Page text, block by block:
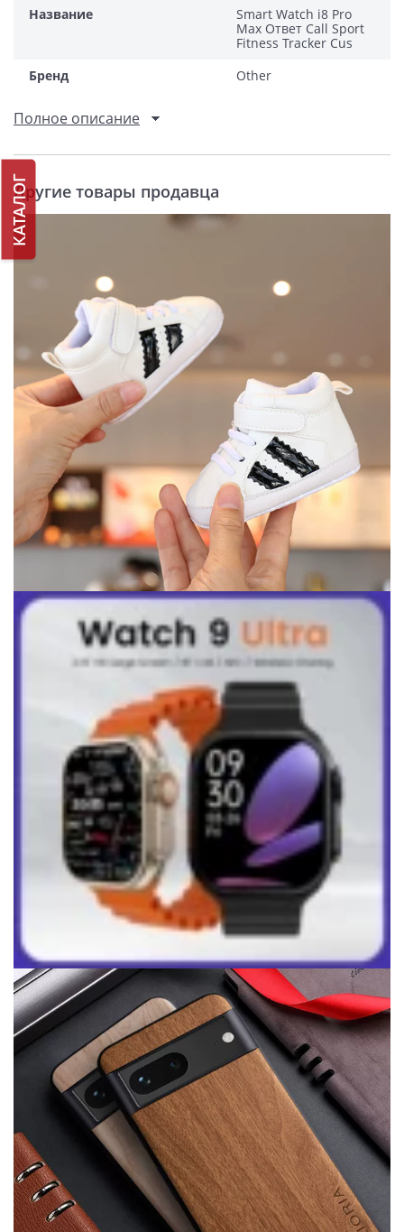
КАТАЛОГ
Название
Smart Watch i8 Pro
Max Ответ Call Sport
Fitness Tracker Cus
Бренд
Other
Полное описание
Другие товары продавца